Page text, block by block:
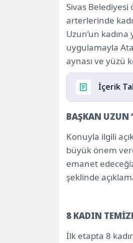
Sivas
arterlerinde
Uzun’un
uygulamayla
aynası ve yüzü
İçerik
BAŞKAN
BAŞKAN
Konuyla ilgili
büyük önem
emanet
şeklinde
8 KADIN
İlk etapta 8